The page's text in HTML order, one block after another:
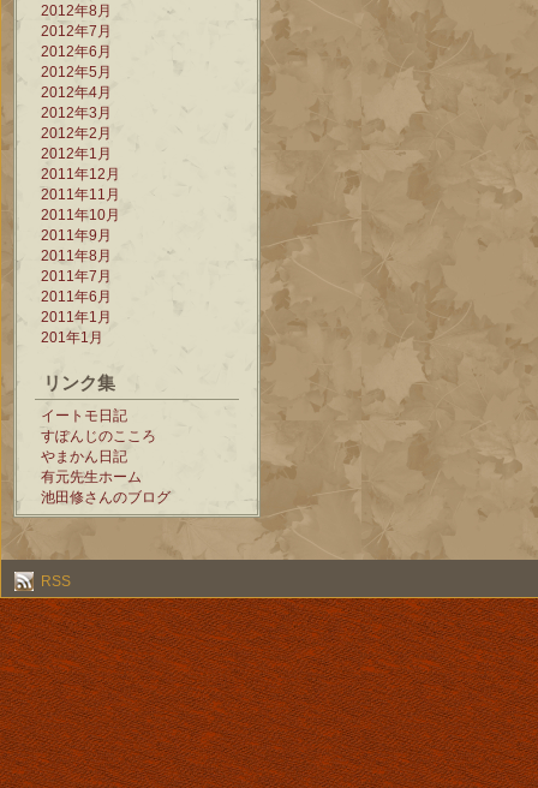
2012年8月
2012年7月
2012年6月
2012年5月
2012年4月
2012年3月
2012年2月
2012年1月
2011年12月
2011年11月
2011年10月
2011年9月
2011年8月
2011年7月
2011年6月
2011年1月
201年1月
リンク集
イートモ日記
すぽんじのこころ
やまかん日記
有元先生ホーム
池田修さんのブログ
RSS